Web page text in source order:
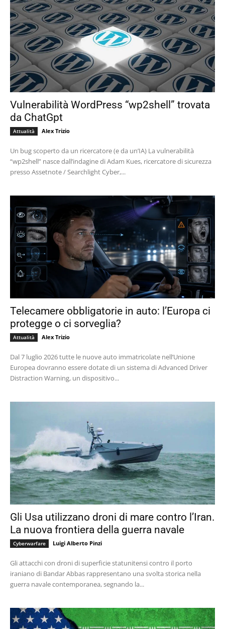
Vulnerabilità WordPress “wp2shell” trovata
da ChatGpt
Attualità Alex Trizio
Un bug scoperto da un ricercatore (e da un’IA) La vulnerabilità
“wp2shell” nasce dall’indagine di Adam Kues, ricercatore di sicurezza
presso Assetnote / Searchlight Cyber,...
Telecamere obbligatorie in auto: l’Europa ci
protegge o ci sorveglia?
Attualità Alex Trizio
Dal 7 luglio 2026 tutte le nuove auto immatricolate nell’Unione
Europea dovranno essere dotate di un sistema di Advanced Driver
Distraction Warning, un dispositivo...
Gli Usa utilizzano droni di mare contro l’Iran.
La nuova frontiera della guerra navale
Cyberwarfare Luigi Alberto Pinzi
Gli attacchi con droni di superficie statunitensi contro il porto
iraniano di Bandar Abbas rappresentano una svolta storica nella
guerra navale contemporanea, segnando la...